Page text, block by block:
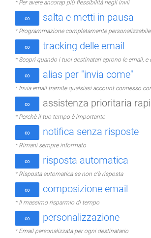
* Per avere ancorap più flessibilità negli invii
∞ salta e metti in pausa
* Programmazione completamente personalizzabile
∞ tracking delle email
* Scopri quando i tuoi destinatari aprono le email, e
∞ alias per "invia come"
* Invia email tramite qualsiasi account connesso
∞ assistenza prioritaria
* Perchè il tuo tempo è importante
∞ notifica senza risposte
* Rimani sempre informato
∞ risposta automatica
* Risposta automatica se non c'è risposta
∞ composizione email
* Il massimo risparmio di tempo
∞ personalizzazione
* Email personalizzata per ogni destinatario